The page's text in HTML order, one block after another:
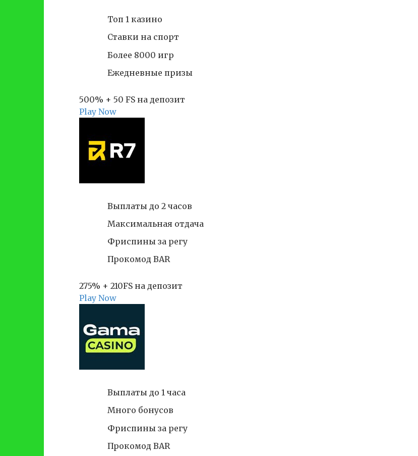
Топ 1 казино
Ставки на спорт
Более 8000 игр
Ежедневные призы
500% + 50 FS на депозит
Play Now
Выплаты до 2 часов
Максимальная отдача
Фриспины за регу
Прокомод BAR
275% + 210FS на депозит
Play Now
Выплаты до 1 часа
Много бонусов
Фриспины за регу
Прокомод BAR